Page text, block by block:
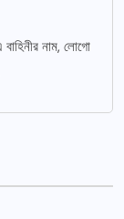
নাম, লোগো